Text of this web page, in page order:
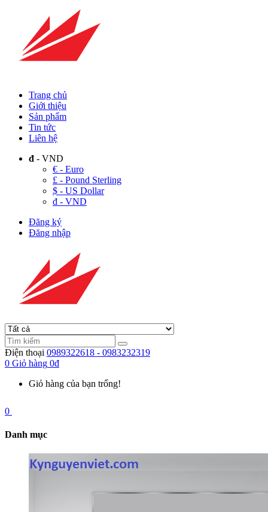
Trang chủ
Giới thiệu
Sản phẩm
Tin tức
Liên hệ
đ - VND
€ - Euro
£ - Pound Sterling
$ - US Dollar
đ - VND
Đăng ký
Đăng nhập
Điện thoại 0989322618 - 0983232319
0 Giỏ hàng 0đ
Giỏ hàng của bạn trống!
0
Danh mục